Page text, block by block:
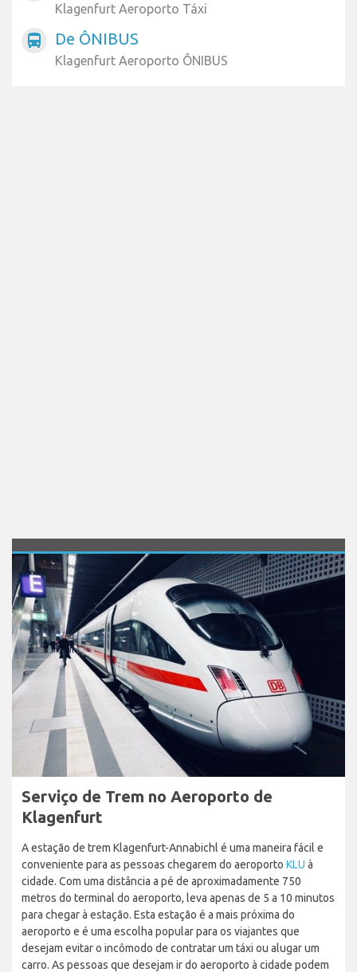
Klagenfurt Aeroporto Táxi
directions_bus De ÔNIBUS
Klagenfurt Aeroporto ÔNIBUS
Serviço de Trem no Aeroporto de
Klagenfurt
A estação de trem Klagenfurt-Annabichl é uma maneira fácil e
conveniente para as pessoas chegarem do aeroporto KLU à
cidade. Com uma distância a pé de aproximadamente 750
metros do terminal do aeroporto, leva apenas de 5 a 10 minutos
para chegar à estação. Esta estação é a mais próxima do
aeroporto e é uma escolha popular para os viajantes que
desejam evitar o incômodo de contratar um táxi ou alugar um
carro. As pessoas que desejam ir do aeroporto à cidade podem